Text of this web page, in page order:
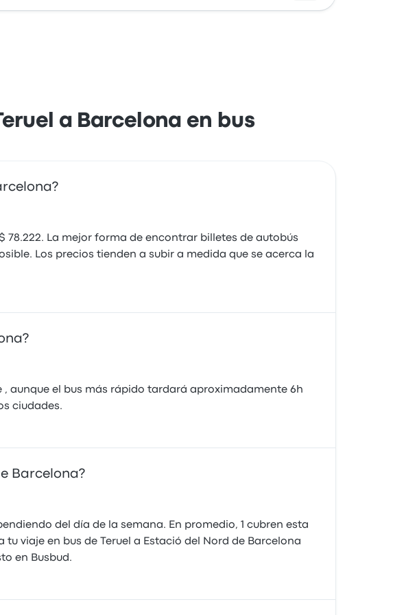
a Barcelona en bus
78.222. La mejor forma de encontrar billetes de autobús
Los precios tienden a subir a medida que se acerca la
aunque el bus más rápido tardará aproximadamente 6h
ciudades.
Barcelona?
del día de la semana. En promedio, 1 cubren esta
viaje en bus de Teruel a Estació del Nord de Barcelona
en Busbud.